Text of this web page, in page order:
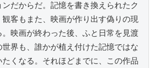
だからだ。記憶を書き換えられたク
観客もまた、映画が作り出す偽りの現
映画が終わった後、ふと日常を見渡
世界も、誰かが植え付けた記憶ではな
くなる。それほどまでに、この作品